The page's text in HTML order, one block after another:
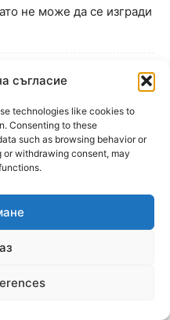
съгласие
technologies like cookies to
Consenting to these
such as browsing behavior or
or withdrawing consent, may
не може да се изгради
на ДП , хайде сега